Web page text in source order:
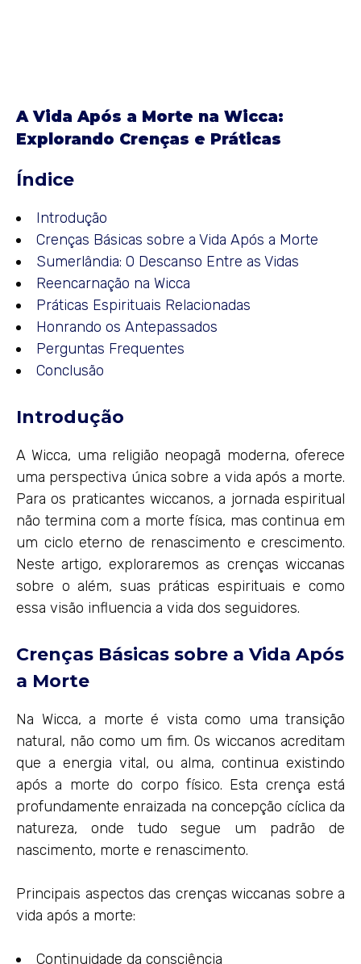
A Vida Após a Morte na Wicca:
Explorando Crenças e Práticas
Índice
Introdução
Crenças Básicas sobre a Vida Após a Morte
Sumerlândia: O Descanso Entre as Vidas
Reencarnação na Wicca
Práticas Espirituais Relacionadas
Honrando os Antepassados
Perguntas Frequentes
Conclusão
Introdução
A Wicca, uma religião neopagã moderna, oferece
uma perspectiva única sobre a vida após a morte.
Para os praticantes wiccanos, a jornada espiritual
não termina com a morte física, mas continua em
um ciclo eterno de renascimento e crescimento.
Neste artigo, exploraremos as crenças wiccanas
sobre o além, suas práticas espirituais e como
essa visão influencia a vida dos seguidores.
Crenças Básicas sobre a Vida Após
a Morte
Na Wicca, a morte é vista como uma transição
natural, não como um fim. Os wiccanos acreditam
que a energia vital, ou alma, continua existindo
após a morte do corpo físico. Esta crença está
profundamente enraizada na concepção cíclica da
natureza, onde tudo segue um padrão de
nascimento, morte e renascimento.
Principais aspectos das crenças wiccanas sobre a
vida após a morte:
Continuidade da consciência